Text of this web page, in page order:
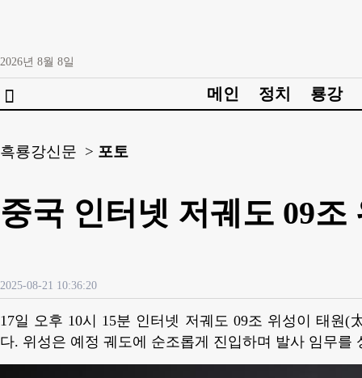
2026년 8월 8일
 메인 정치 룡강
흑룡강신문 > 포토
중국 인터넷 저궤도 09조
2025-08-21 10:36:20
17일 오후 10시 15분 인터넷 저궤도 09조 위성이 태원
다. 위성은 예정 궤도에 순조롭게 진입하며 발사 임무를